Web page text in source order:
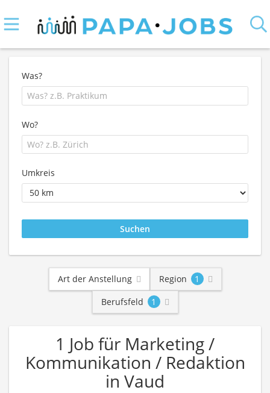
Was?
Wo?
Umkreis
Art der Anstellung Region
1
Berufsfeld
1
1 Job für Marketing /
Kommunikation / Redaktion
in Vaud